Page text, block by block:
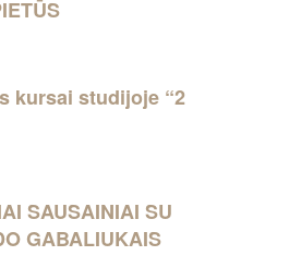
kursai studijoje “2
SAUSAINIAI SU
GABALIUKAIS